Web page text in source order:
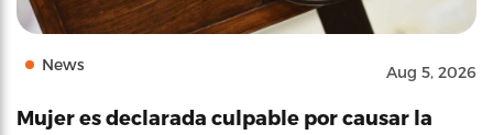
News Aug 5, 2026
Mujer es declarada culpable por causar la